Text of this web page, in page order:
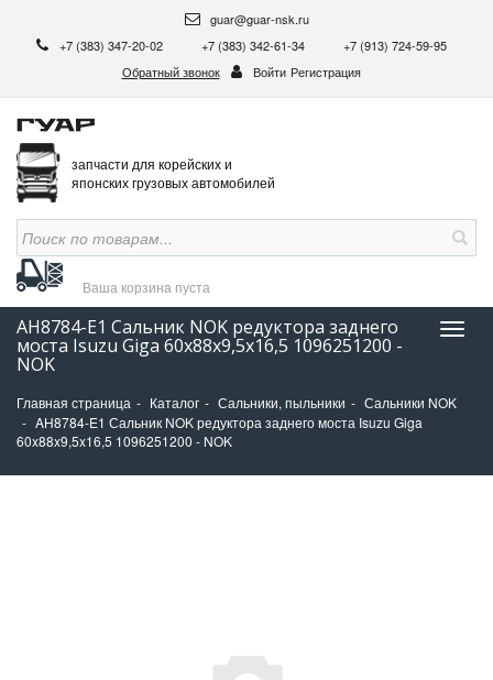
guar@guar-nsk.ru
+7 (383) 347-20-02
+7 (383) 342-61-34
+7 (913) 724-59-95
Обратный звонок
Войти Регистрация
запчасти для корейских и
японских грузовых автомобилей
Ваша корзина пуста
AH8784-E1 Сальник NOK редуктора заднего
моста Isuzu Giga 60x88x9,5x16,5 1096251200 -
NOK
Главная страница Каталог Сальники, пыльники
Сальники NOK
AH8784-E1 Сальник NOK редуктора заднего моста Isuzu Giga
60x88x9,5x16,5 1096251200 - NOK